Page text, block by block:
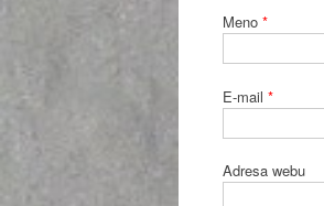
Meno *
E-mail *
Adresa webu